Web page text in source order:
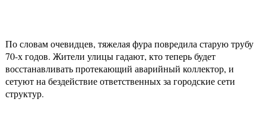
По словам очевидцев, тяжелая фура повредила старую трубу
70-х годов. Жители улицы гадают, кто теперь будет
восстанавливать протекающий аварийный коллектор, и
сетуют на бездействие ответственных за городские сети
структур.